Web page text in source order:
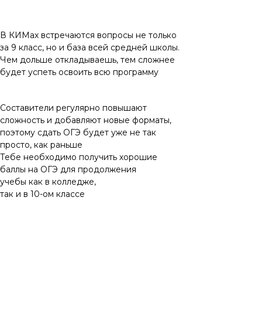
В КИМах встречаются вопросы не только
за 9 класс, но и база всей средней школы.
Чем дольше откладываешь, тем сложнее
будет успеть освоить всю программу
Составители регулярно повышают
сложность и добавляют новые форматы,
поэтому сдать ОГЭ будет уже не так
просто, как раньше
Тебе необходимо получить хорошие
баллы на ОГЭ для продолжения
учебы как в колледже,
так и в 10-ом классе